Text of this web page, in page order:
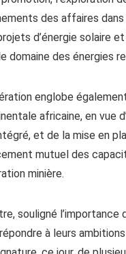
des affaires
d’énergie solaire
domaine des énergies
englobe
africaine, en vue
et de la mise en
mutuel des
minière.
souligné
à leurs